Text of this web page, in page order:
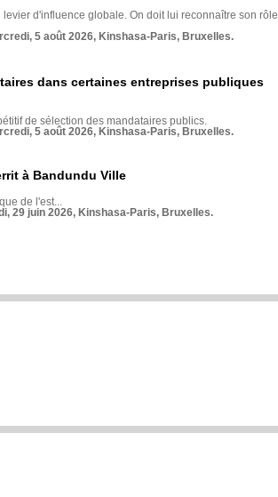
d'influence globale. On doit lui reconnaître son rôle
5 août 2026, Kinshasa-Paris, Bruxelles.
dans certaines entreprises publiques
de sélection des mandataires publics.
5 août 2026, Kinshasa-Paris, Bruxelles.
à Bandundu Ville
de l'est...
29 juin 2026, Kinshasa-Paris, Bruxelles.